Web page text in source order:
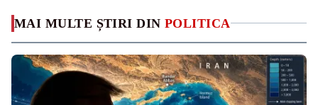
MAI MULTE ȘTIRI DIN POLITICA